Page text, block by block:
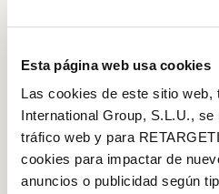
Esta página web usa cookies
Las cookies de este sitio web,
International Group, S.L.U.,
tráfico web y para
cookies para impactar de
anuncios o publicidad según
Afegir a la